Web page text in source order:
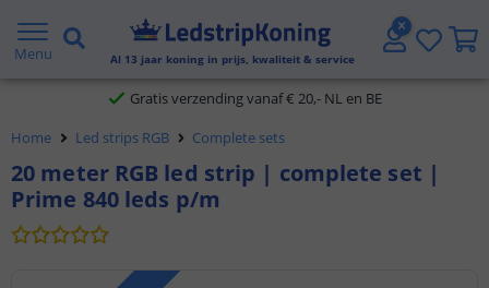
Menu Al 13 jaar koning in prijs, kwaliteit & service
5 jaar garantie
Gratis verzending vanaf € 20,- NL en BE
Klantbeoordeling 9.1
Voor 23:45 uur besteld,
Home Led strips RGB Complete sets
20 meter RGB led strip | complete set |
Prime 840 leds p/m